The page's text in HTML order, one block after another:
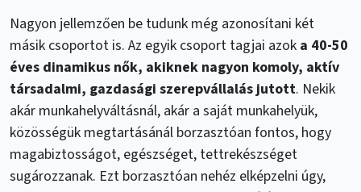
Nagyon jellemzően be tudunk még azonosítani két
másik csoportot is. Az egyik csoport tagjai azok a 40-50
éves dinamikus nők, akiknek nagyon komoly, aktív
társadalmi, gazdasági szerepvállalás jutott. Nekik
akár munkahelyváltásnál, akár a saját munkahelyük,
közösségük megtartásánál borzasztóan fontos, hogy
magabiztosságot, egészséget, tettrekészséget
sugározzanak. Ezt borzasztóan nehéz elképzelni úgy,